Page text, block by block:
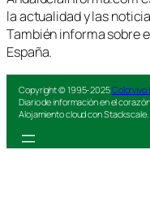
la actualidad y las
También informa sobre
España.
Copyright © 1995-2025Colorvivo
Diario de información en el
Alojamiento cloud con Stackscale.